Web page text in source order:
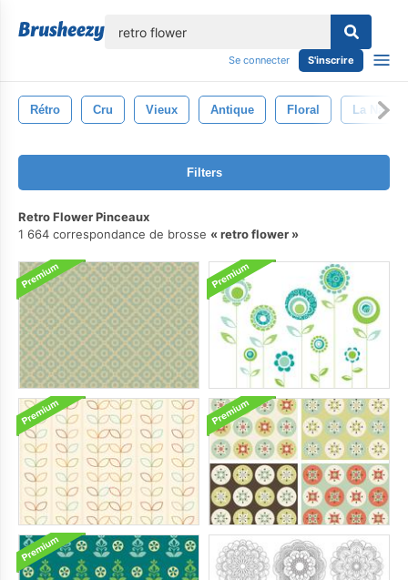
Se connecter S'inscrire
Rétro Cru Vieux Antique Floral La Nature
Filters
Retro Flower Pinceaux
1 664 correspondance de brosse
retro flower